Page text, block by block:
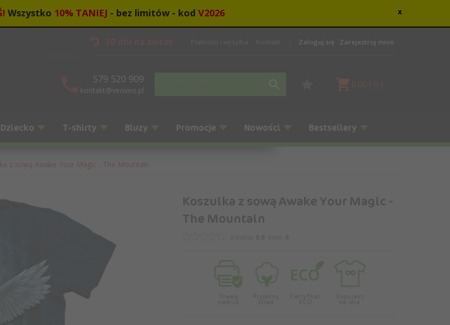
Wszystko 10% TANIEJ - bez limitów - kodV2026 x
30 dni na zwrot Zaloguj się Zarejestruj mnie
579 520 909
kontakt@veoveo.pl
0.00 ( 0 )
Dziecko T-shirty Bluzy Promocje Nowości Bestsellery
z sową Awake Your Magic - The Mountain
Koszulka z sową Awake Your Magic -
The Mountain